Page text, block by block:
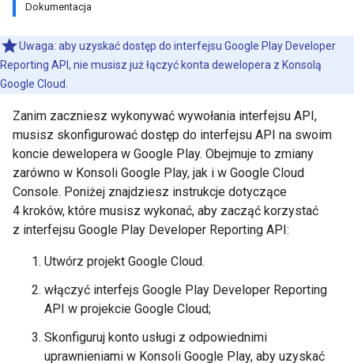
Dokumentacja
Uwaga: aby uzyskać dostęp do interfejsu Google Play Developer
Reporting API, nie musisz już łączyć konta dewelopera z Konsolą
Google Cloud.
Zanim zaczniesz wykonywać wywołania interfejsu API,
musisz skonfigurować dostęp do interfejsu API na swoim
koncie dewelopera w Google Play. Obejmuje to zmiany
zarówno w Konsoli Google Play, jak i w Google Cloud
Console. Poniżej znajdziesz instrukcje dotyczące
4 kroków, które musisz wykonać, aby zacząć korzystać
z interfejsu Google Play Developer Reporting API:
Utwórz projekt Google Cloud.
włączyć interfejs Google Play Developer Reporting
API w projekcie Google Cloud;
Skonfiguruj konto usługi z odpowiednimi
uprawnieniami w Konsoli Google Play, aby uzyskać